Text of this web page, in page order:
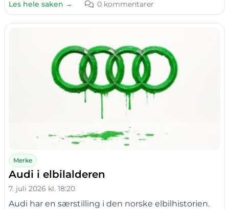
Les hele saken → 0 kommentarer
Merke
Audi i elbilalderen
7. juli 2026 kl. 18:20
Audi har en særstilling i den norske elbilhistorien.